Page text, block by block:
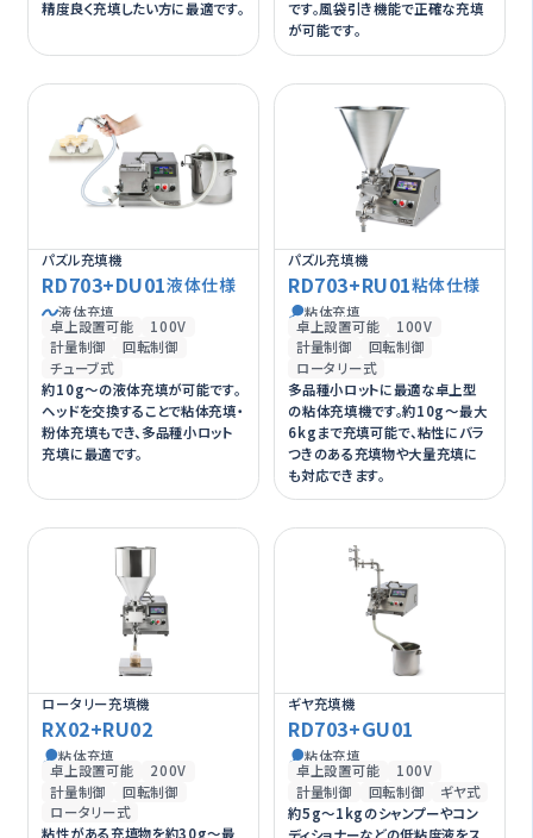
精度良く充填したい方に最適です。
です。風袋引き機能で正確な充填
が可能です。
パズル充填機
RD703+DU01液体仕様
液体充填
卓上設置可能
100V
計量制御
回転制御
チューブ式
約10g～の液体充填が可能です。
ヘッドを交換することで粘体充填・
粉体充填もでき、多品種小ロット
充填に最適です。
パズル充填機
RD703+RU01粘体仕様
粘体充填
卓上設置可能
100V
計量制御
回転制御
ロータリー式
多品種小ロットに最適な卓上型
の粘体充填機です。約10g～最大
6kgまで充填可能で、粘性にバラ
つきのある充填物や大量充填に
も対応できます。
ロータリー充填機
RX02+RU02
粘体充填
卓上設置可能
200V
計量制御
回転制御
ロータリー式
粘性がある充填物を約30g～最
ギヤ充填機
RD703+GU01
粘体充填
卓上設置可能
100V
計量制御
回転制御
ギヤ式
約5g～1kgのシャンプーやコン
ディショナーなどの低粘度液をス